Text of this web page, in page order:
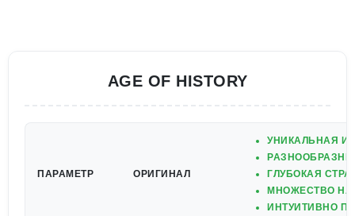
AGE OF HISTORY
ПАРАМЕТР ОРИГИНАЛ
УНИКАЛЬНАЯ
ГЛУБОКАЯ
МНОЖЕСТВО
ИНТУИТИВНО